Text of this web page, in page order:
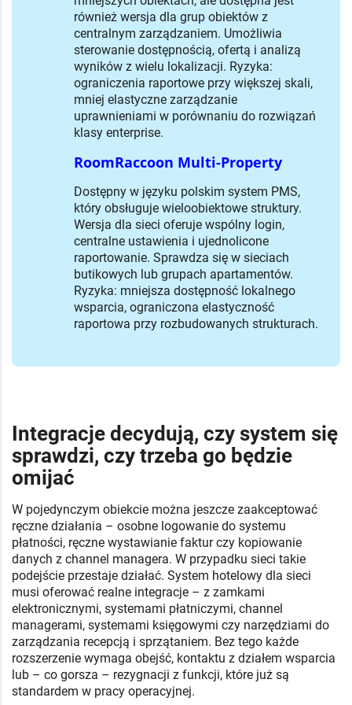
również wersja dla grup obiektów z
centralnym zarządzaniem. Umożliwia
sterowanie dostępnością, ofertą i analizą
wyników z wielu lokalizacji. Ryzyka:
ograniczenia raportowe przy większej skali,
mniej elastyczne zarządzanie
uprawnieniami w porównaniu do rozwiązań
klasy enterprise.
RoomRaccoon Multi-Property
Dostępny w języku polskim system PMS,
który obsługuje wieloobiektowe struktury.
Wersja dla sieci oferuje wspólny login,
centralne ustawienia i ujednolicone
raportowanie. Sprawdza się w sieciach
butikowych lub grupach apartamentów.
Ryzyka: mniejsza dostępność lokalnego
wsparcia, ograniczona elastyczność
raportowa przy rozbudowanych strukturach.
Integracje decydują, czy system się
sprawdzi, czy trzeba go będzie
omijać
W pojedynczym obiekcie można jeszcze zaakceptować
ręczne działania – osobne logowanie do systemu
płatności, ręczne wystawianie faktur czy kopiowanie
danych z channel managera. W przypadku sieci takie
podejście przestaje działać. System hotelowy dla sieci
musi oferować realne integracje – z zamkami
elektronicznymi, systemami płatniczymi, channel
managerami, systemami księgowymi czy narzędziami do
zarządzania recepcją i sprzątaniem. Bez tego każde
rozszerzenie wymaga obejść, kontaktu z działem wsparcia
lub – co gorsza – rezygnacji z funkcji, które już są
standardem w pracy operacyjnej.